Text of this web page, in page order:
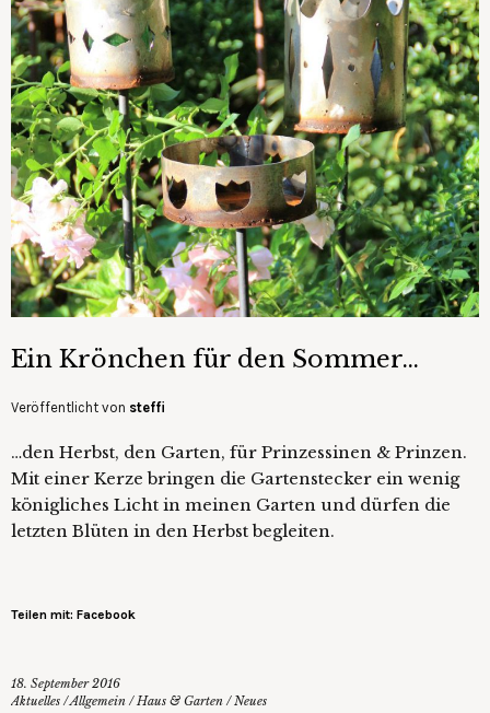
Ein Krönchen für den Sommer…
Veröffentlicht von steffi
…den Herbst, den Garten, für Prinzessinen & Prinzen.
Mit einer Kerze bringen die Gartenstecker ein wenig
königliches Licht in meinen Garten und dürfen die
letzten Blüten in den Herbst begleiten.
Teilen mit: Facebook
18. September 2016
Aktuelles /Allgemein / Haus & Garten / Neues